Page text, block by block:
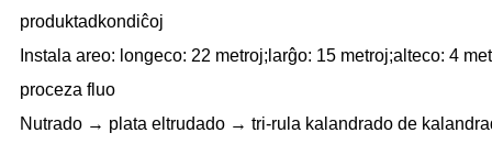
produktadkondiĉoj
Instala areo: longeco: 22 metroj;larĝo: 15 metroj;alteco: 4
proceza fluo
Nutrado → plata eltrudado → tri-rula kalandrado de